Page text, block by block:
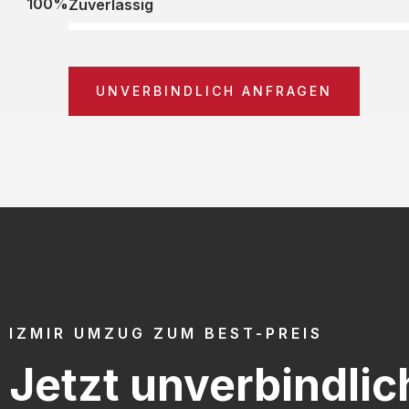
Zuverlässig
UNVERBINDLICH ANFRAGEN
IZMIR UMZUG ZUM BEST-PREIS
Jetzt